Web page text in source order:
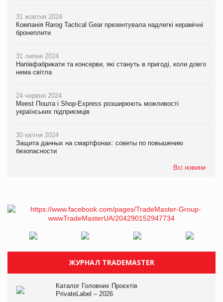
31 жовтня 2024
Компанія Rarog Tactical Gear презентувала надлегкі керамічні
бронеплити
31 липня 2024
Напівфабрикати та консерви, які стануть в пригоді, коли довго
нема світла
24 червня 2024
Meest Пошта і Shop-Express розширюють можливості
українських підприємців
30 квітня 2024
Защита данных на смартфонах: советы по повышению
безопасности
Всі новини
ЖУРНАЛ TRADEMASTER
Каталог Головних Проєктів
PrivateLabel – 2026